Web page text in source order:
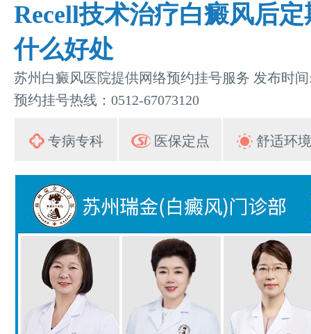
Recell技术治疗白癜风后
什么好处
苏州白癜风医院提供网络预约挂号服务 发布时间
预约挂号热线：0512-67073120
专病专科 医保定点 舒适环境